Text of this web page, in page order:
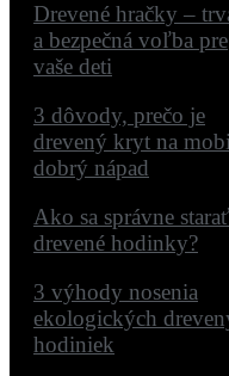
Drevené hračky –
a bezpečná voľba pre
vaše deti
3 dôvody, prečo je
drevený kryt na
dobrý nápad
Ako sa správne
drevené hodinky?
3 výhody nosenia
ekologických
hodiniek